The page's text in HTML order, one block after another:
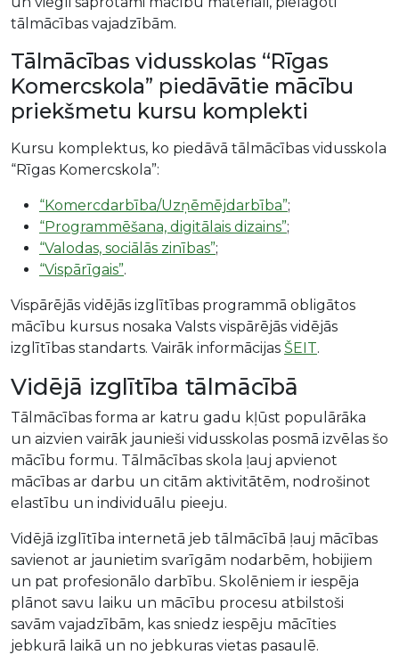
tālmācības vajadzībām.
Tālmācības vidusskolas “Rīgas
Komercskola” piedāvātie mācību
priekšmetu kursu komplekti
Kursu komplektus, ko piedāvā tālmācības vidusskola
“Rīgas Komercskola”:
“Komercdarbība/Uzņēmējdarbība”;
“Programmēšana, digitālais dizains”;
“Valodas, sociālās zinības”;
“Vispārīgais”.
Vispārējās vidējās izglītības programmā obligātos
mācību kursus nosaka Valsts vispārējās vidējās
izglītības standarts. Vairāk informācijas ŠEIT.
Vidējā izglītība tālmācībā
Tālmācības forma ar katru gadu kļūst populārāka
un aizvien vairāk jaunieši vidusskolas posmā izvēlas šo
mācību formu. Tālmācības skola ļauj apvienot
mācības ar darbu un citām aktivitātēm, nodrošinot
elastību un individuālu pieeju.
Vidējā izglītība internetā jeb tālmācībā ļauj mācības
savienot ar jaunietim svarīgām nodarbēm, hobijiem
un pat profesionālo darbību. Skolēniem ir iespēja
plānot savu laiku un mācību procesu atbilstoši
savām vajadzībām, kas sniedz iespēju mācīties
jebkurā laikā un no jebkuras vietas pasaulē.